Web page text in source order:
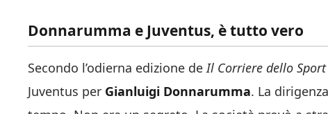
Donnarumma e Juventus, è tutto vero
Secondo l’odierna edizione de Il Corriere dello Sport
Juventus per Gianluigi Donnarumma. La